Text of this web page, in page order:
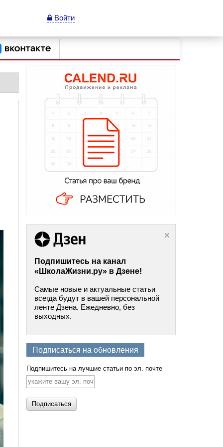
Войти
Подпишитесь на канал
«ШколаЖизни.ру» в Дзене!
Самые новые и актуальные статьи
всегда будут в вашей персональной
ленте Дзена. Ежедневно, без
выходных.
Подписаться на обновления
Подпишитесь на лучшие статьи по эл. почте